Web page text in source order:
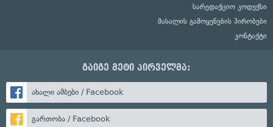
სარედაქციო კოდექსი
მასალის გამოყენების პირობები
კონტაქტი
გაიგე მეტი პირველმა:
ახალი ამბები / Facebook
გართობა / Facebook